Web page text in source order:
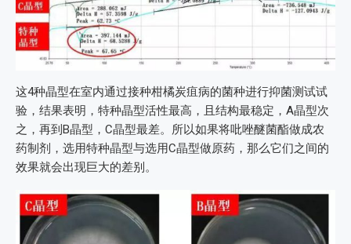
这4种晶型在室内通过接种柑橘炭疽病的菌种进行抑菌测试试
验，结果表明，特种晶型活性最高，且结构最稳定，A晶型次
之，再到B晶型，C晶型最差。所以如果将吡唑醚菌酯做成农
药制剂，选用特种晶型与选用C晶型做原药，那么它们之间的
效果就会出现巨大的差别。